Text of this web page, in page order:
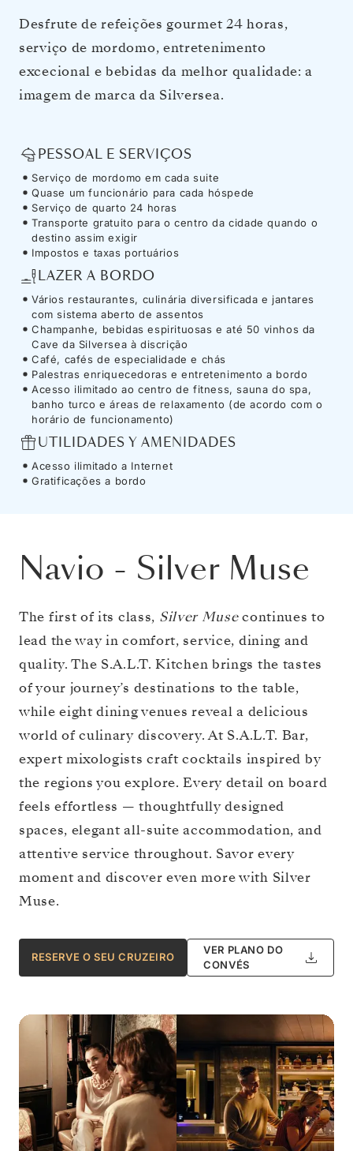
Desfrute de refeições gourmet 24 horas,
serviço de mordomo, entretenimento
excecional e bebidas da melhor qualidade: a
imagem de marca da Silversea.
PESSOAL E SERVIÇOS
Serviço de mordomo em cada suite
Quase um funcionário para cada hóspede
Serviço de quarto 24 horas
Transporte gratuito para o centro da cidade quando o
destino assim exigir
Impostos e taxas portuários
LAZER A BORDO
Vários restaurantes, culinária diversificada e jantares
com sistema aberto de assentos
Champanhe, bebidas espirituosas e até 50 vinhos da
Cave da Silversea à discrição
Café, cafés de especialidade e chás
Palestras enriquecedoras e entretenimento a bordo
Acesso ilimitado ao centro de fitness, sauna do spa,
banho turco e áreas de relaxamento (de acordo com o
horário de funcionamento)
UTILIDADES Y AMENIDADES
Acesso ilimitado a Internet
Gratificações a bordo
Navio - Silver Muse
The first of its class, Silver Musecontinues to
lead the way in comfort, service, dining and
quality. The S.A.L.T. Kitchen brings the tastes
of your journey’s destinations to the table,
while eight dining venues reveal a delicious
world of culinary discovery. At S.A.L.T. Bar,
expert mixologists craft cocktails inspired by
the regions you explore. Every detail on board
feels effortless — thoughtfully designed
spaces, elegant all-suite accommodation, and
attentive service throughout. Savor every
moment and discover even more with Silver
Muse.
RESERVE O SEU CRUZEIRO
VER PLANO DO
CONVÉS